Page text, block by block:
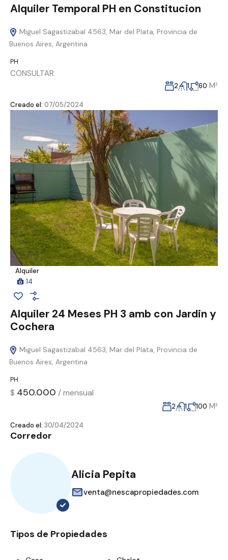
Alquiler Temporal PH en Constitucion
Miguel Sagastizabal 4563, Mar del Plata, Provincia de
Buenos Aires, Argentina
PH
CONSULTAR
2 1 60 M²
Creado el: 07/05/2024
Alquiler
14
Alquiler 24 Meses PH 3 amb con Jardin y
Cochera
Miguel Sagastizabal 4563, Mar del Plata, Provincia de
Buenos Aires, Argentina
PH
$ 450.000 /mensual
2 1 100 M²
Creado el: 30/04/2024
Corredor
Alicia Pepita
venta@nescapropiedades.com
Tipos de Propiedades